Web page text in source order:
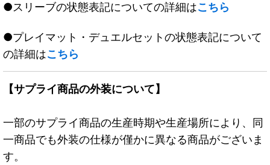
●スリーブの状態表記についての詳細はこちら
●プレイマット・デュエルセットの状態表記について
の詳細はこちら
【サプライ商品の外装について】
一部のサプライ商品の生産時期や生産場所により、同
一商品でも外装の仕様が僅かに異なる商品がございま
す。